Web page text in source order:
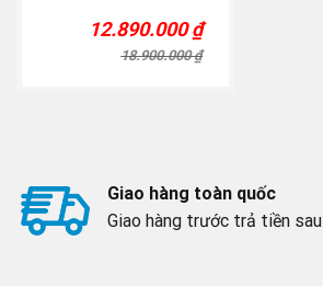
18.900.000₫
Original
price
was:
12.890.000₫
Current
price
is:
Giao hàng toàn quốc
Giao hàng trước trả tiền sau